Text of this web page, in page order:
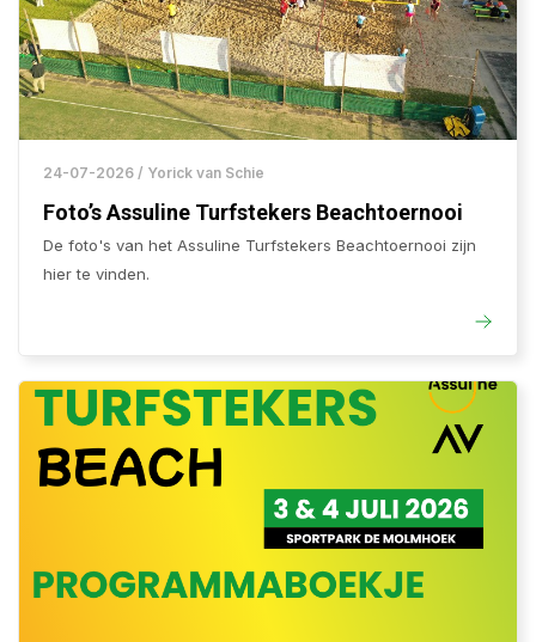
24-07-2026 / Yorick van Schie
Foto’s Assuline Turfstekers Beachtoernooi
De foto's van het Assuline Turfstekers Beachtoernooi zijn
hier te vinden.